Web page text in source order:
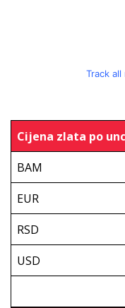
Track
Cijena zlata po
BAM
EUR
RSD
USD